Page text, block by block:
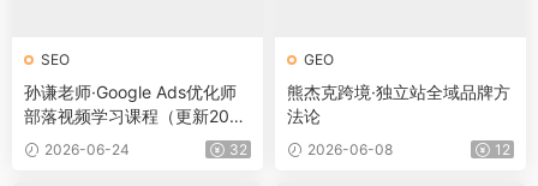
SEO
孙谦老师·Google Ads优化师
部落视频学习课程（更新202
6）2026-06-24 32
GEO
熊杰克跨境·独立站全域品牌方
法论
2026-06-08 12